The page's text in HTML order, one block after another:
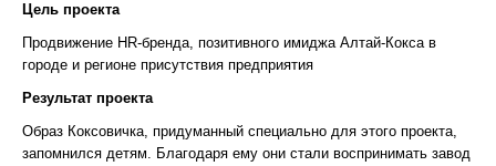
Цель проекта
Продвижение HR-бренда, позитивного имиджа Алтай-Кокса в
городе и регионе присутствия предприятия
Результат проекта
Образ Коксовичка, придуманный специально для этого проекта,
запомнился детям. Благодаря ему они стали воспринимать завод